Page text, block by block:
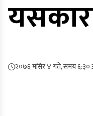
२०७६ मंसिर ४ गते, समय ६:३०